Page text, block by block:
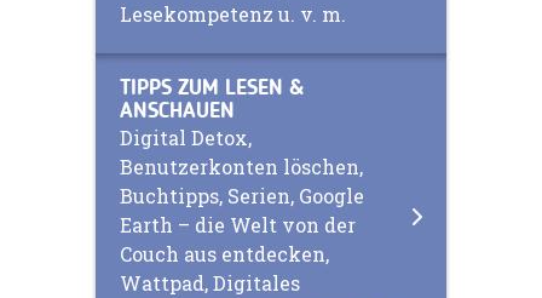
Lesekompetenz u. v. m.
TIPPS ZUM LESEN &
ANSCHAUEN
Digital Detox,
Benutzerkonten löschen,
Buchtipps, Serien, Google
Earth – die Welt von der
Couch aus entdecken,
Wattpad, Digitales